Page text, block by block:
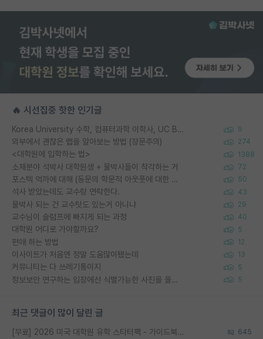
🔥 시선집중 핫한 인기글
Korea University 수학, 컴퓨터과학 이학사, UC Berkeley 산업공학 대학원 공학박사가 되는 것은 쉽지 않겠죠? 9
외부에서 괜찮은 랩을 알아보는 방법 (장문주의) 274
<대학원에 입학하는 법> 1388
소재분야 석박사 대학원생 + 물박사들이 착각하는 거 72
포스텍 억까에 대해 (동문의 학문적 아웃풋에 대한 반박) 50
석사 받았는데도 교수랑 연락한다. 43
물박사 되는 건 교수탓도 있는거 아니냐 29
교수님이 슬럼프에 빠지게 되는 과정 40
대학원 어디로 가야할까요? 5
편애 하는 방법 12
이사이트가 처음엔 정말 도움많이됐는데 13
커뮤니티는 다 쓰레기통이지 5
정보보안 연구하는 입장에선 식별가능한 사진을 올리는건 비추이긴함 5
최근 댓글이 많이 달린 글
[무료] 2026 미국 대학원 유학 스타터팩 - 가이드북 & 합격자 컨택메일 템플릿 645